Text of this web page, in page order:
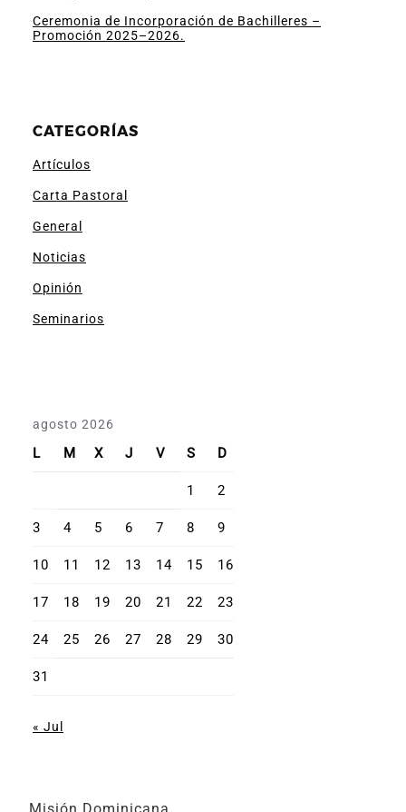
Ceremonia de Incorporación de Bachilleres –
Promoción 2025–2026.
CATEGORÍAS
Artículos
Carta Pastoral
General
Noticias
Opinión
Seminarios
agosto 2026
L M X J V S D
1 2
3 4 5 6 7 8 9
10 11 12 13 14 15 16
17 18 19 20 21 22 23
24 25 26 27 28 29 30
31
« Jul